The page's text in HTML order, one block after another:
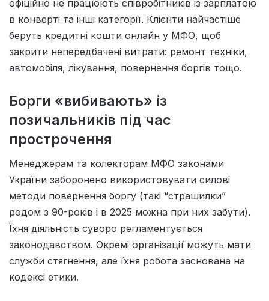
офіційно не працюють співробітників із зарплатою
в конверті та інші категорії. Клієнти найчастіше
беруть кредитні кошти онлайн у МФО, щоб
закрити непередбачені витрати: ремонт техніки,
автомобіля, лікування, повернення боргів тощо.
Борги «вибивають» із
позичальників під час
прострочення
Менеджерам та колекторам МФО законами
України заборонено використовувати силові
методи повернення боргу (такі “страшилки”
родом з 90-років і в 2025 можна при них забути).
Їхня діяльність суворо регламентується
законодавством. Окремі організації можуть мати
служби стягнення, але їхня робота заснована на
кодексі етики.